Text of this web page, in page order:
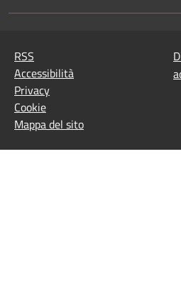
RSS
Accessibilità
Privacy
Cookie
Mappa del sito